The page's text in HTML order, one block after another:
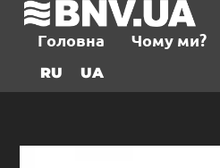
Головна Чому ми?
RU UA